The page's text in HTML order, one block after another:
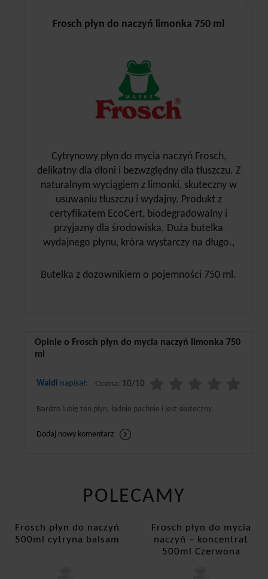
Frosch płyn do naczyń limonka 750 ml
Cytrynowy płyn do mycia naczyń Frosch,
delikatny dla dłoni i bezwzględny dla tłuszczu. Z
naturalnym wyciągiem z limonki, skuteczny w
usuwaniu tłuszczu i wydajny. Produkt z
certyfikatem EcoCert, biodegradowalny i
przyjazny dla środowiska. Duża butelka
wydajnego płynu, króra wystarczy na długo.,
Butelka z dozownikiem o pojemności 750 ml.
Opinie o Frosch płyn do mycia naczyń limonka 750
ml
Waldi napisał: Ocena: 10/10
Bardzo lubię ten płyn, ładnie pachnie i jest skuteczny
Dodaj nowy komentarz
POLECAMY
Frosch płyn do naczyń
500ml cytryna balsam
Frosch płyn do mycia
naczyń – koncentrat
500ml Czerwona